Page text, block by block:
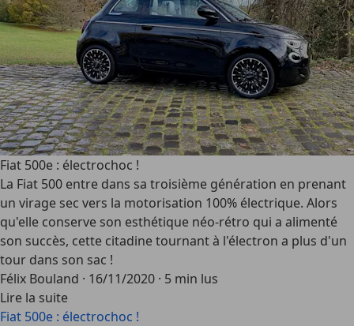
Fiat 500e : électrochoc !
La Fiat 500 entre dans sa troisième génération en prenant
un virage sec vers la motorisation 100% électrique. Alors
qu'elle conserve son esthétique néo-rétro qui a alimenté
son succès, cette citadine tournant à l'électron a plus d'un
tour dans son sac !
Félix Bouland · 16/11/2020 · 5 min lus
Lire la suite
Fiat 500e : électrochoc !